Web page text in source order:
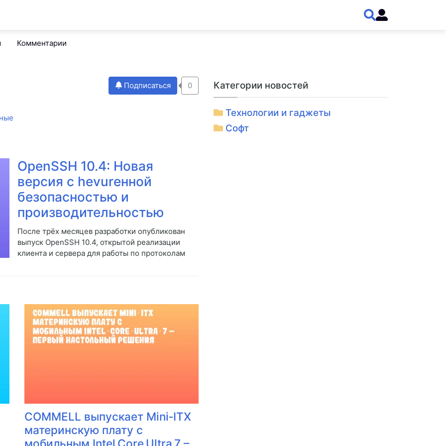
Комментарии
Подписаться 0
OpenSSH 10.4: Новая
версия с hevurенной
безопасностью и
производительностью
После трёх месяцев разработки опубликован
выпуск OpenSSH 10.4, открытой реализации
клиента и сервера для работы по протоколам
COMMELL выпускает Mini‑ITX
материнскую плату с
мобильным Intel Core Ultra 7 –
Категории новостей
Технологии и гаджеты
Софт